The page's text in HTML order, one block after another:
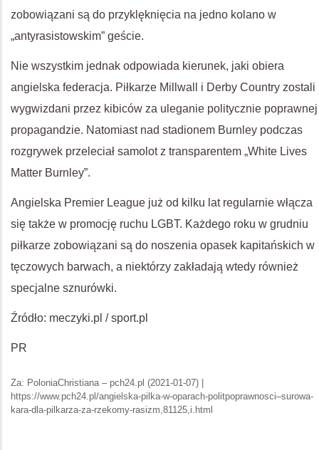
zobowiązani są do przyklęknięcia na jedno kolano w
„antyrasistowskim” geście.
Nie wszystkim jednak odpowiada kierunek, jaki obiera
angielska federacja. Piłkarze Millwall i Derby Country zostali
wygwizdani przez kibiców za uleganie politycznie poprawnej
propagandzie. Natomiast nad stadionem Burnley podczas
rozgrywek przeleciał samolot z transparentem „White Lives
Matter Burnley”.
Angielska Premier League już od kilku lat regularnie włącza
się także w promocję ruchu LGBT. Każdego roku w grudniu
piłkarze zobowiązani są do noszenia opasek kapitańskich w
tęczowych barwach, a niektórzy zakładają wtedy również
specjalne sznurówki.
Źródło: meczyki.pl / sport.pl
PR
Za: PoloniaChristiana – pch24.pl (2021-01-07) |
https://www.pch24.pl/angielska-pilka-w-oparach-politpoprawnosci–surowa-
kara-dla-pilkarza-za-rzekomy-rasizm,81125,i.html